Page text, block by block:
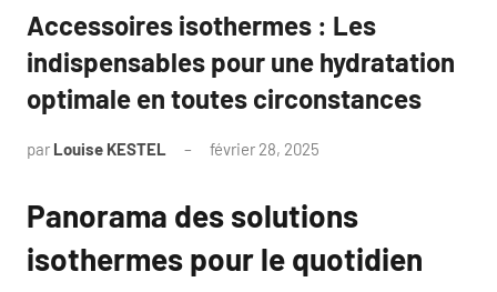
Accessoires isothermes : Les
indispensables pour une hydratation
optimale en toutes circonstances
par Louise KESTEL février 28, 2025
Panorama des solutions
isothermes pour le quotidien